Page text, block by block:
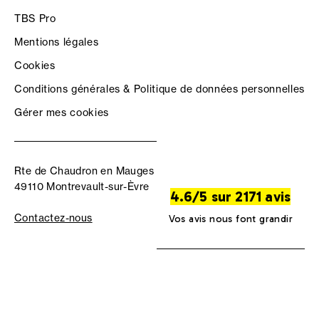
TBS Pro
Mentions légales
Cookies
Conditions générales & Politique de données personnelles
Gérer mes cookies
Rte de Chaudron en Mauges
49110 Montrevault-sur-Èvre
Contactez-nous
4.6/5 sur 2171 avis
Vos avis nous font grandir